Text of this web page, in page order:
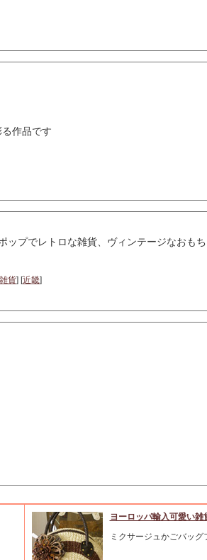
作品です
ップでレトロな雑貨、ヴィンテージなおも
貨] [近畿]
ヨーロッパ輸入可愛い
ミクサージュかごバッ